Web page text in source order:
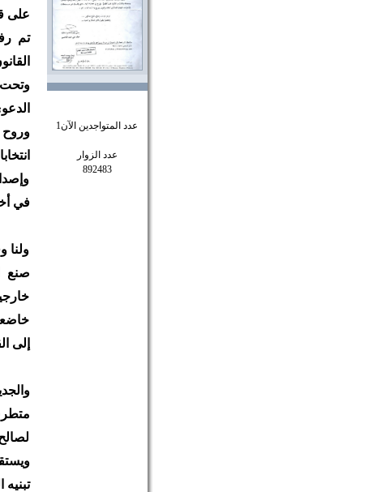
عدد المتواجدين الآن1
عدد الزوار
892483
على
تم
وتحت
وروح
في
ولنا
صنع
إلى
تبنيه